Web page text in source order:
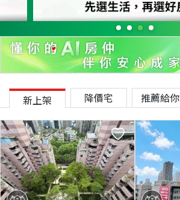
新上架 降價宅 推薦給你